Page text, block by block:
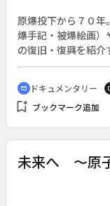
原爆投下から７０
爆手記・被爆絵画
の復旧・復興を紹
怖の中、我々の想
伝える。◆爆心地に
れた。広島市内の病
字病院には被爆直後
着した。救護活動は
７９２人、患者は
る人がいる。治療す
cinematic_blur ドキュメンタリー
bookmark_add ブックマーク追加
未来へ ～原